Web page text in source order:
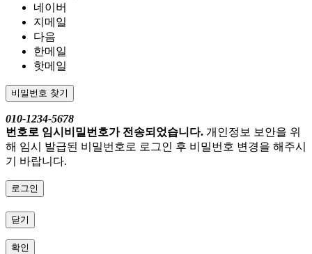
네이버
지메일
다음
한메일
핫메일
비밀번호 찾기
010-1234-5678
번호로 임시비밀번호가 전송되었습니다. 개인정보 보안을 위
해 임시 발급된 비밀번호로 로그인 후 비밀번호 변경을 해주시
기 바랍니다.
로그인
닫기
확인